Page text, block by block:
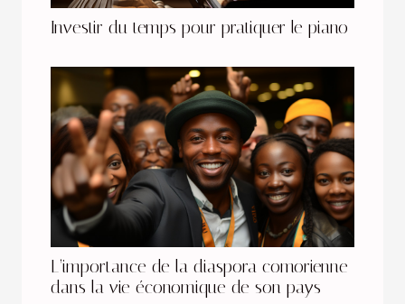
Investir du temps pour pratiquer le piano
L’importance de la diaspora comorienne
dans la vie économique de son pays